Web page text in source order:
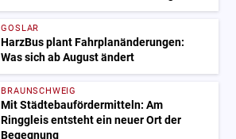
GOSLAR
HarzBus plant Fahrplanänderungen:
Was sich ab August ändert
BRAUNSCHWEIG
Mit Städtebaufördermitteln: Am
Ringgleis entsteht ein neuer Ort der
Begegnung